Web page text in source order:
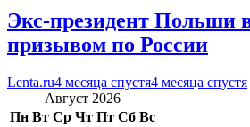
Экс-президент Польши
призывом по России
Lenta.ru4 месяца спустя4 месяца спустя
Август 2026
Пн Вт Ср Чт Пт Сб Вс